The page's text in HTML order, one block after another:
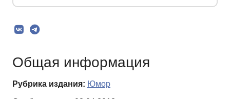
Общая информация
Рубрика издания: Юмор